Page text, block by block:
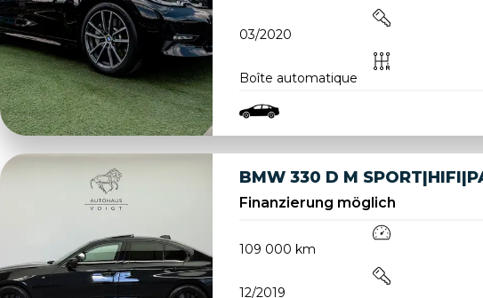
03/2020
Boîte automatique
BMW 330 D M
Finanzierung möglich
109 000 km
12/2019